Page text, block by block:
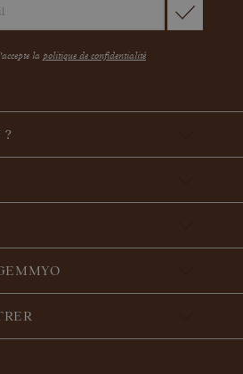
la politique de confidentialité
?